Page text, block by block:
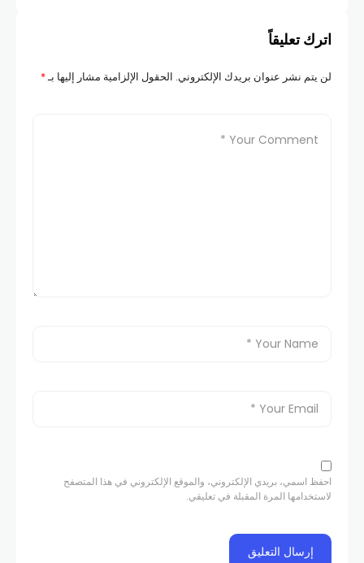
اترك تعليقاً
لن يتم نشر عنوان بريدك الإلكتروني. الحقول الإلزامية مشار إليها بـ*
احفظ اسمي، بريدي الإلكتروني، والموقع الإلكتروني في هذا المتصفح
لاستخدامها المرة المقبلة في تعليقي.